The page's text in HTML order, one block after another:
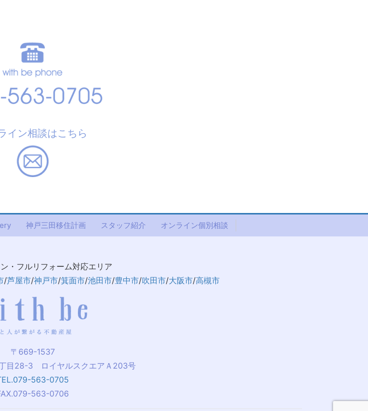
イン相談はこちら
神戸三田移住計画 スタッフ紹介 オンライン個別相談
・フルリフォーム対応エリア
/芦屋市/神戸市/箕面市/池田市/豊中市/吹田市/大阪市/高槻市
〒669-1537
目28-3 ロイヤルスクエアＡ203号
563-0705
563-0706